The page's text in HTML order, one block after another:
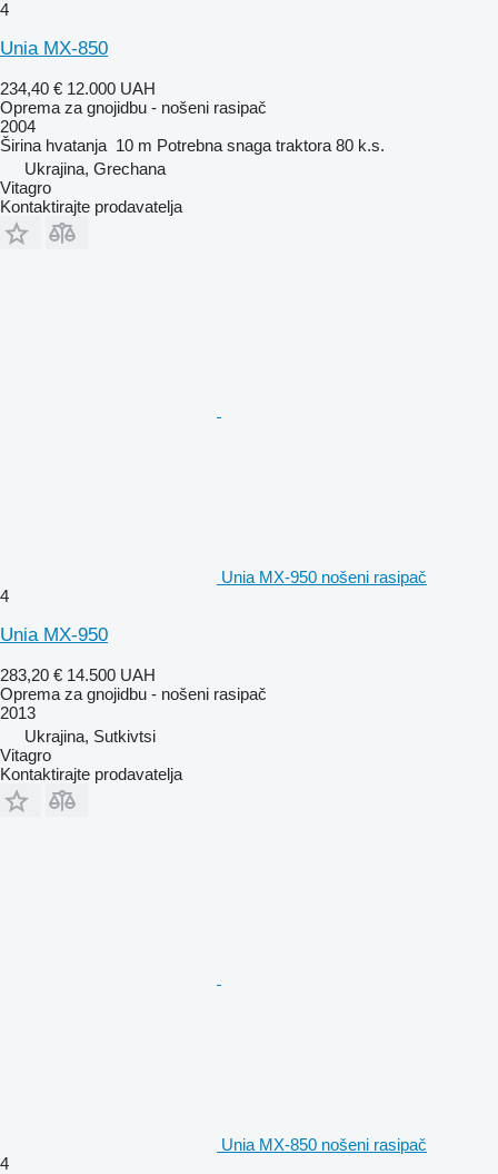
4
Unia MX-850
234,40 € 12.000 UAH
Oprema za gnojidbu - nošeni rasipač
2004
Širina hvatanja 10 m Potrebna snaga traktora 80 k.s.
Ukrajina, Grechana
Vitagro
Kontaktirajte prodavatelja
Unia MX-950 nošeni rasipač
4
Unia MX-950
283,20 € 14.500 UAH
Oprema za gnojidbu - nošeni rasipač
2013
Ukrajina, Sutkivtsi
Vitagro
Kontaktirajte prodavatelja
Unia MX-850 nošeni rasipač
4